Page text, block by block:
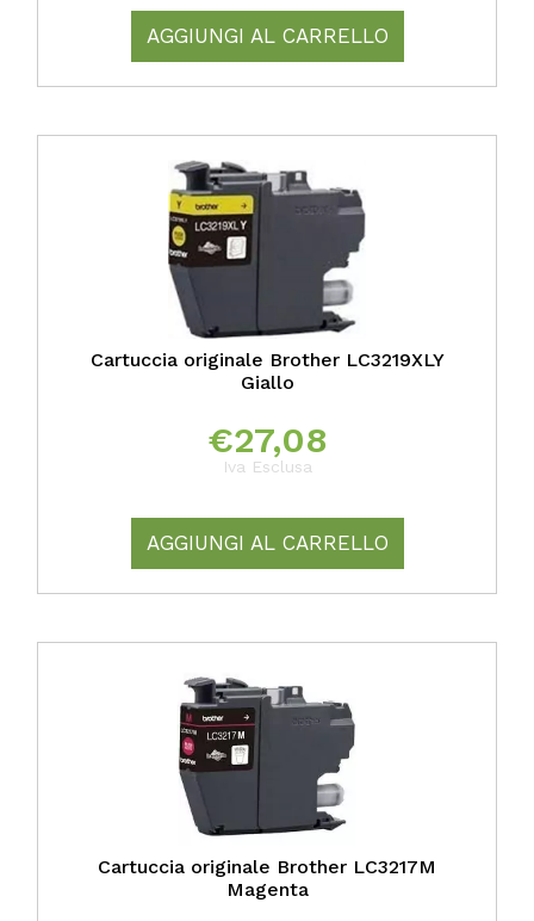
AGGIUNGI AL CARRELLO
Cartuccia originale Brother LC3219XLY
Giallo
€27,08
Iva Esclusa
AGGIUNGI AL CARRELLO
Cartuccia originale Brother LC3217M
Magenta